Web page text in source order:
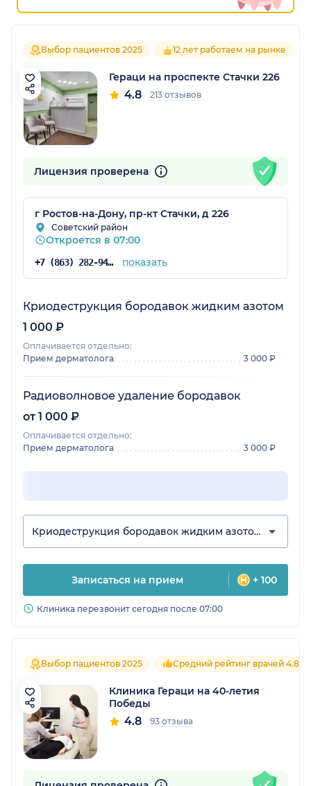
Выбор пациентов 2025 12 лет работаем на рынке
Гераци на проспекте Стачки 226
4.8 213 отзывов
Лицензия проверена
г Ростов-на-Дону, пр-кт Стачки, д 226
Советский район
Откроется в 07:00
+7 (863) 282-94-43 показать
Криодеструкция бородавок жидким азотом
1 000 ₽
Оплачивается отдельно:
Прием дерматолога
3 000 ₽
Радиоволновое удаление бородавок
от 1 000 ₽
Оплачивается отдельно:
Прием дерматолога
3 000 ₽
Криодеструкция бородавок жидким азотом
Записаться на прием + 100
Клиника перезвонит сегодня после 07:00
Выбор пациентов 2025 Средний рейтинг врачей 4.8
Клиника Гераци на 40-летия
Победы
4.8 93 отзыва